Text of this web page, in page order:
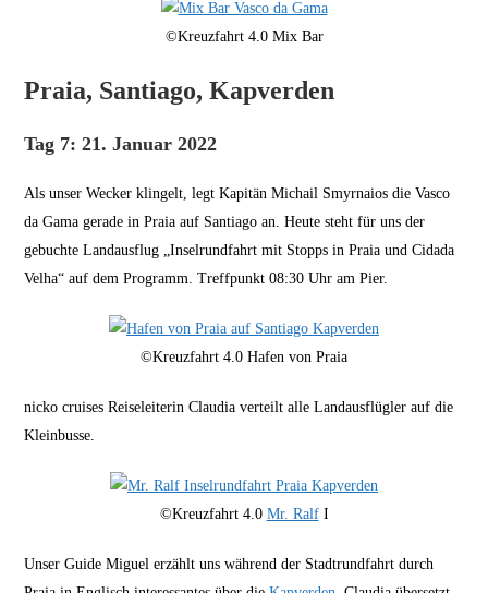
©Kreuzfahrt 4.0 Mix Bar
Praia, Santiago, Kapverden
Tag 7: 21. Januar 2022
Als unser Wecker klingelt, legt Kapitän Michail Smyrnaios die Vasco
da Gama gerade in Praia auf Santiago an. Heute steht für uns der
gebuchte Landausflug „Inselrundfahrt mit Stopps in Praia und Cidada
Velha“ auf dem Programm. Treffpunkt 08:30 Uhr am Pier.
©Kreuzfahrt 4.0 Hafen von Praia
nicko cruises Reiseleiterin Claudia verteilt alle Landausflügler auf die
Kleinbusse.
©Kreuzfahrt 4.0 Mr. RalfI
Unser Guide Miguel erzählt uns während der Stadtrundfahrt durch